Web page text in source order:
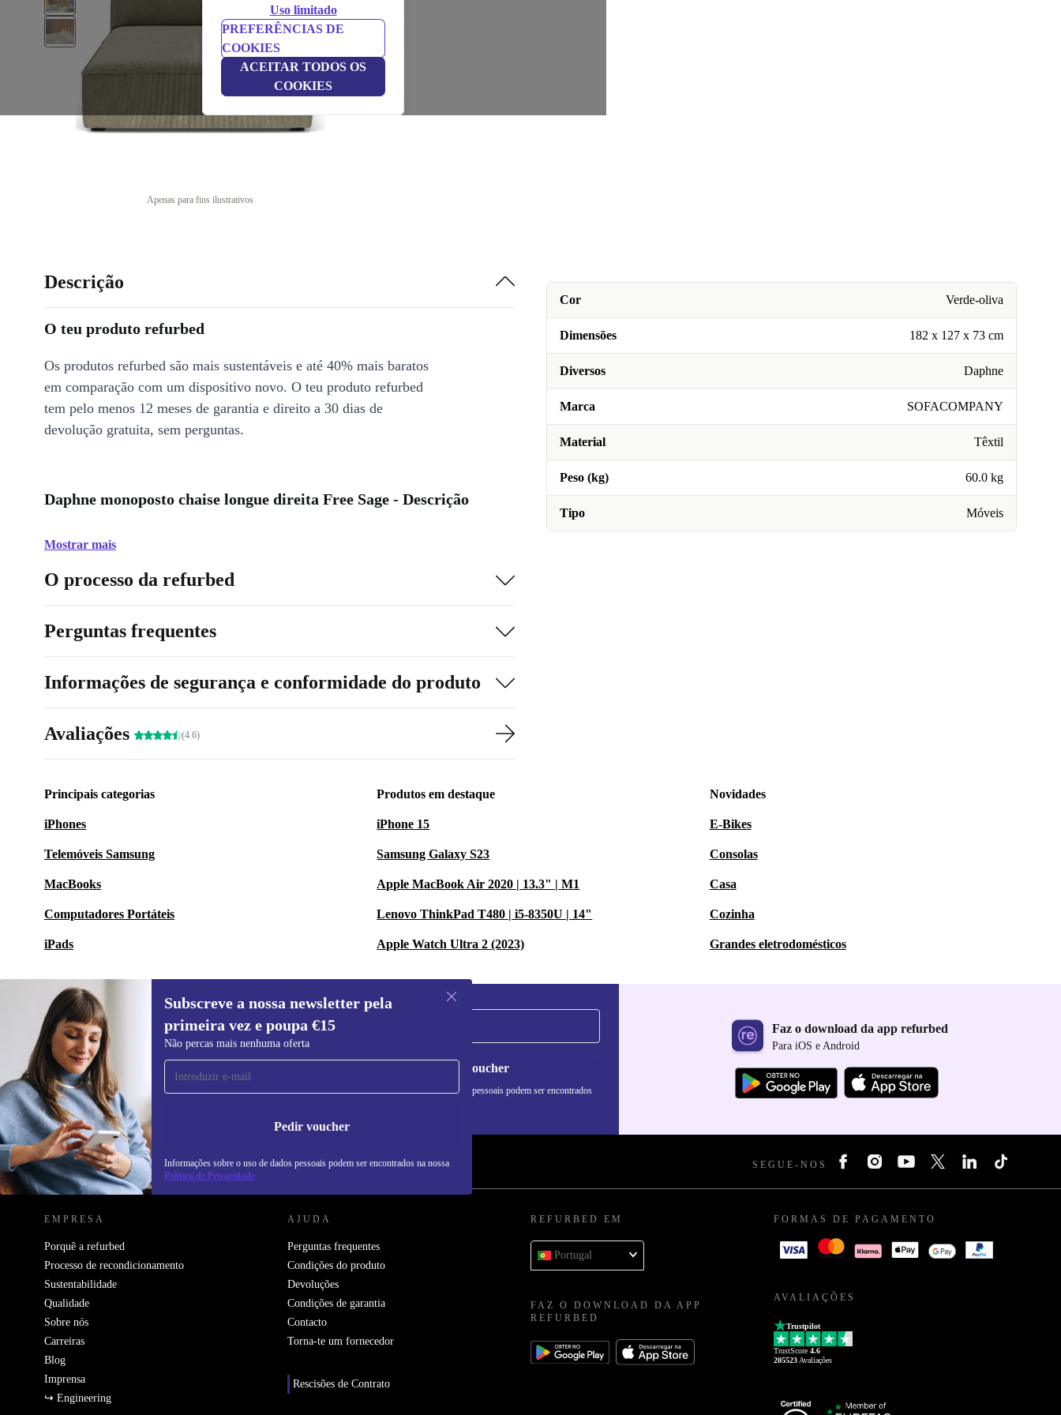
Uso limitado
PREFERÊNCIAS DE
COOKIES
ACEITAR TODOS OS
COOKIES
Apenas para fins ilustrativos
Cor Verde-oliva
Dimensões 182 x 127 x 73 cm
Diversos Daphne
Marca SOFACOMPANY
Material Têxtil
Peso (kg) 60.0 kg
Tipo Móveis
Descrição
O teu produto refurbed
Os produtos refurbed são mais sustentáveis e até 40% mais baratos
em comparação com um dispositivo novo. O teu produto refurbed
tem pelo menos 12 meses de garantia e direito a 30 dias de
devolução gratuita, sem perguntas.
Daphne monoposto chaise longue direita Free Sage - Descrição
Mostrar mais
O processo da refurbed
Perguntas frequentes
Informações de segurança e conformidade do produto
Avaliações (4.6)
Principais categorias
iPhones
Telemóveis Samsung
MacBooks
Computadores Portáteis
iPads
Produtos em destaque
iPhone 15
Samsung Galaxy S23
Apple MacBook Air 2020 | 13.3" | M1
Lenovo ThinkPad T480 | i5-8350U | 14"
Apple Watch Ultra 2 (2023)
Novidades
E-Bikes
Consolas
Casa
Cozinha
Grandes eletrodomésticos
Subscreve a nossa newsletter pela
primeira vez e poupa €15
Não percas mais nenhuma oferta
Pedir voucher
Informações sobre o uso de dados pessoais podem ser encontrados na nossa
Política de Privacidade
Subscreve a nossa newsletter pela
primeira vez e poupa 15€!
Não percas mais nenhuma oferta.
Pedir voucher
Informações sobre o uso de dados pessoais podem ser encontrados
Faz o download da app refurbed
Para iOS e Android
REFURBED PORTUGAL - RETHINK NEW. SEGUE-NOS
EMPRESA
Porquê a refurbed
Processo de recondicionamento
Sustentabilidade
Qualidade
Sobre nós
Carreiras
Blog
Imprensa
↪ Engineering
AJUDA
Perguntas frequentes
Condições do produto
Devoluções
Condições de garantia
Contacto
Torna-te um fornecedor
Rescisões de Contrato
REFURBED EM
Portugal
FAZ O DOWNLOAD DA APP
REFURBED
FORMAS DE PAGAMENTO
AVALIAÇÕES
Trustpilot
TrustScore 4.6
205523 Avaliações